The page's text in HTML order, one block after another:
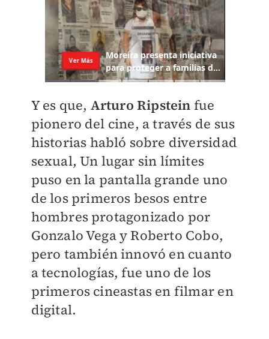
Y es que, Arturo Ripstein fue
pionero del cine, a través de sus
historias habló sobre diversidad
sexual, Un lugar sin límites
puso en la pantalla grande uno
de los primeros besos entre
hombres protagonizado por
Gonzalo Vega y Roberto Cobo,
pero también innovó en cuanto
a tecnologías, fue uno de los
primeros cineastas en filmar en
digital.